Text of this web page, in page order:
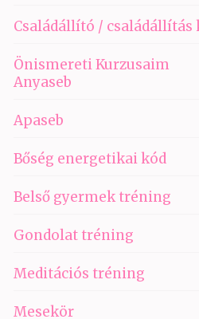
Családállító / családállítás
Önismereti Kurzusaim
Anyaseb
Apaseb
Bőség energetikai kód
Belső gyermek tréning
Gondolat tréning
Meditációs tréning
Mesekör